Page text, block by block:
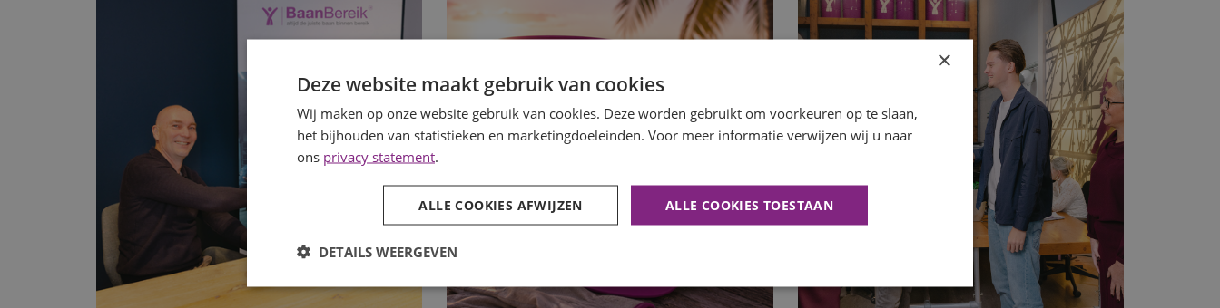
×
Deze website maakt gebruik van cookies
Wij maken op onze website gebruik van cookies. Deze worden gebruikt om voorkeuren op te slaan,
het bijhouden van statistieken en marketingdoeleinden. Voor meer informatie verwijzen wij u naar
ons privacy statement.
ALLE COOKIES TOESTAAN
ALLE COOKIES AFWIJZEN
DETAILS WEERGEVEN